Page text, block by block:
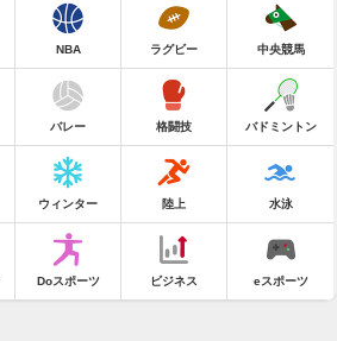
NBA ラグビー 中央競馬
バレー 格闘技 バドミントン
ウィンター 陸上 水泳
Doスポーツ ビジネス eスポーツ